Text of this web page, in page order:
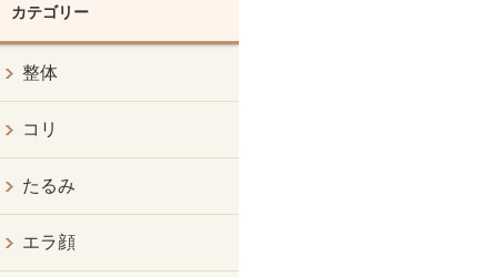
カテゴリー
整体
コリ
たるみ
エラ顔